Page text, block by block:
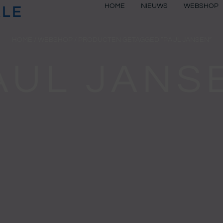
HOME NIEUWS WEBSHOP